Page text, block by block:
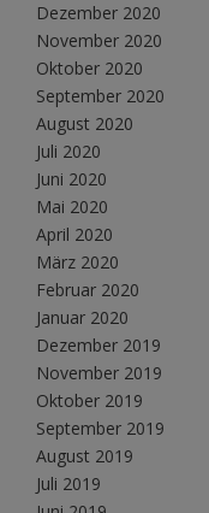
Dezember 2020
November 2020
Oktober 2020
September 2020
August 2020
Juli 2020
Juni 2020
Mai 2020
April 2020
März 2020
Februar 2020
Januar 2020
Dezember 2019
November 2019
Oktober 2019
September 2019
August 2019
Juli 2019